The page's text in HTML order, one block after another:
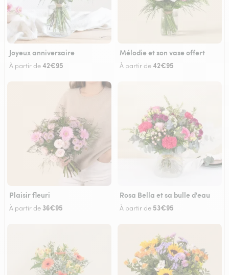
Joyeux anniversaire
À partir de42€95
Mélodie et son vase offert
À partir de42€95
Plaisir fleuri
À partir de 36€95
Rosa Bella et sa bulle d'eau
À partir de 53€95